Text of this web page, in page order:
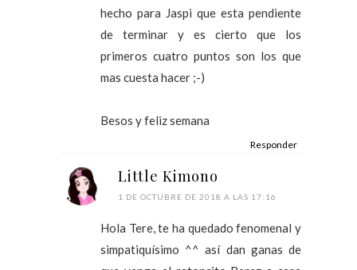
hecho para Jaspi que esta pendiente
de terminar y es cierto que los
primeros cuatro puntos son los que
mas cuesta hacer ;-)
Besos y feliz semana
Responder
Little Kimono
1 DE OCTUBRE DE 2018 A LAS 17:16
Hola Tere, te ha quedado fenomenal y
simpatiquísimo ^^ así dan ganas de